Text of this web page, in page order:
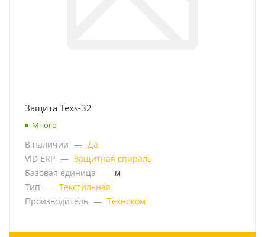
Защита Texs-32
Много
В наличии — Да
VID ERP — Защитная спираль
Базовая единица — м
Тип — Текстильная
Производитель — Техноком